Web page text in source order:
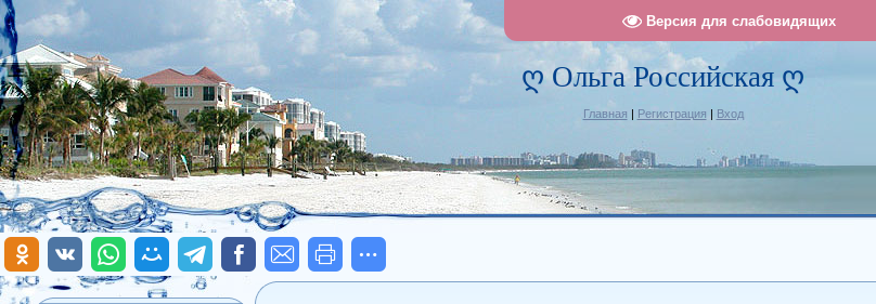
Версия для слабовидящих
ღ Ольга Российская ღ
Главная | Регистрация | Вход